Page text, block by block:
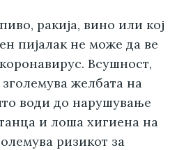
ракија, вино или кој
пијалак не може да ве
Всушност,
желбата на
води до нарушување
и лоша хигиена на
ризикот за